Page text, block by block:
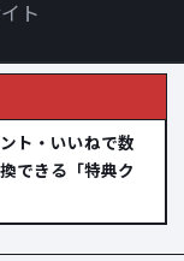
ト
ト・いいねで数
できる「特典ク